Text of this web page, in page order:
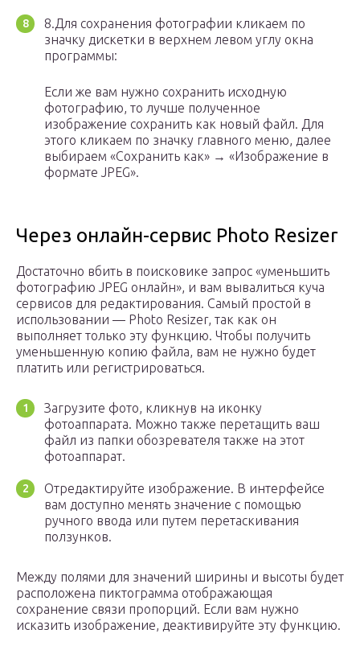
8.Для сохранения фотографии кликаем по
значку дискетки в верхнем левом углу окна
программы:
Если же вам нужно сохранить исходную
фотографию, то лучше полученное
изображение сохранить как новый файл. Для
этого кликаем по значку главного меню, далее
выбираем «Сохранить как» → «Изображение в
формате JPEG».
Через онлайн-сервис Photo Resizer
Достаточно вбить в поисковике запрос «уменьшить
фотографию JPEG онлайн», и вам вывалиться куча
сервисов для редактирования. Самый простой в
использовании — Photo Resizer, так как он
выполняет только эту функцию. Чтобы получить
уменьшенную копию файла, вам не нужно будет
платить или регистрироваться.
Загрузите фото, кликнув на иконку
фотоаппарата. Можно также перетащить ваш
файл из папки обозревателя также на этот
фотоаппарат.
Отредактируйте изображение. В интерфейсе
вам доступно менять значение с помощью
ручного ввода или путем перетаскивания
ползунков.
Между полями для значений ширины и высоты будет
расположена пиктограмма отображающая
сохранение связи пропорций. Если вам нужно
исказить изображение, деактивируйте эту функцию.